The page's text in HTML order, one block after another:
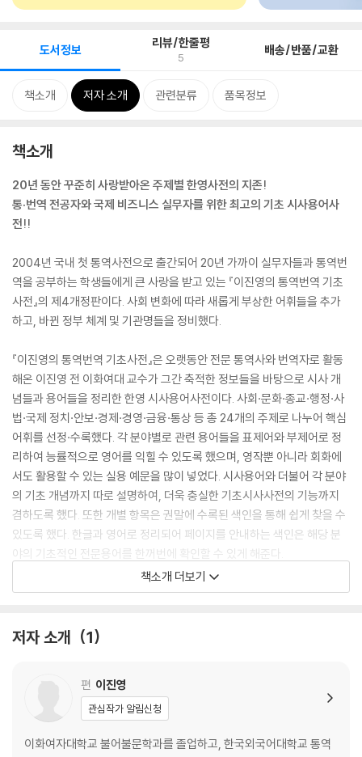
도서정보 리뷰/한줄평
5 배송/반품/교환
책소개 저자 소개 관련분류 품목정보
책소개
20년 동안 꾸준히 사랑받아온 주제별 한영사전의 지존!
통·번역 전공자와 국제 비즈니스 실무자를 위한 최고의 기초 시사용어사
전!!
2004년 국내 첫 통역사전으로 출간되어 20년 가까이 실무자들과 통역번
역을 공부하는 학생들에게 큰 사랑을 받고 있는 『이진영의 통역번역 기초
사전』의 제4개정판이다. 사회 변화에 따라 새롭게 부상한 어휘들을 추가
하고, 바뀐 정부 체계 및 기관명들을 정비했다.
『이진영의 통역번역 기초사전』은 오랫동안 전문 통역사와 번역자로 활동
해온 이진영 전 이화여대 교수가 그간 축적한 정보들을 바탕으로 시사 개
념들과 용어들을 정리한 한영 시사용어사전이다. 사회·문화·종교·행정·사
법·국제 정치·안보·경제·경영·금융·통상 등 총 24개의 주제로 나누어 핵심
어휘를 선정·수록했다. 각 분야별로 관련 용어들을 표제어와 부제어로 정
리하여 능률적으로 영어를 익힐 수 있도록 했으며, 영작뿐 아니라 회화에
서도 활용할 수 있는 실용 예문을 많이 넣었다. 시사용어와 더불어 각 분야
의 기초 개념까지 따로 설명하여, 더욱 충실한 기초시사사전의 기능까지
겸하도록 했다. 또한 개별 항목은 권말에 수록된 색인을 통해 쉽게 찾을 수
있도록 했다. 한글과 영어로 정리되어 페이지를 안내하는 색인은 해당 분
야의 기초적인 전문용어를 한꺼번에 확인할 수 있게 해준다.
이 사전은 통역번역을 공부하는 학생들뿐만 아니라 국제 업무를 담당하거
유학생들에게도 실질적인 도움이 되는 매우 유용한 참고서가 될 것이다.
책소개 더보기
저자 소개 1
편 이진영
관심작가 알림신청
이화여자대학교 불어불문학과를 졸업하고, 한국외국어대학교 통역